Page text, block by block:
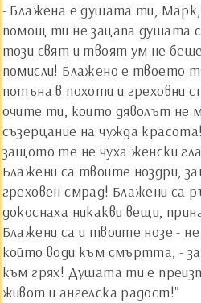
- Блажена е душата ти,
помощ ти не зацапа душата
този свят и твоят ум не
помисли! Блажено е твоето
потъна в похоти и греховни
очите ти, които дяволът не
съзерцание на чужда
защото те не чуха женски
Блажени са твоите ноздри,
греховен смрад! Блажени са
докоснаха никакви вещи,
Блажени са и твоите нозе -
който води към смъртта, -
към грях! Душата ти е
живот и ангелска радост!"